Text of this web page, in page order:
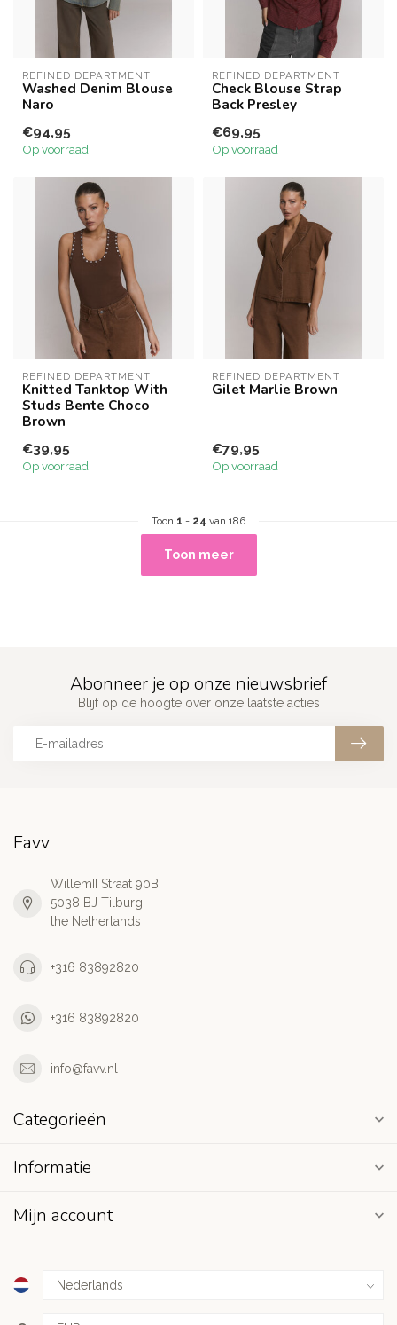
REFINED DEPARTMENT
Washed Denim Blouse
Naro
€94,95
Op voorraad
REFINED DEPARTMENT
Check Blouse Strap
Back Presley
€69,95
Op voorraad
REFINED DEPARTMENT
Knitted Tanktop With
Studs Bente Choco
Brown
€39,95
Op voorraad
REFINED DEPARTMENT
Gilet Marlie Brown
€79,95
Op voorraad
Toon 1 - 24 van 186
Toon meer
Abonneer je op onze nieuwsbrief
Blijf op de hoogte over onze laatste acties
Favv
WillemII Straat 90B
5038 BJ Tilburg
the Netherlands
+316 83892820
+316 83892820
info@favv.nl
Categorieën
Informatie
Mijn account